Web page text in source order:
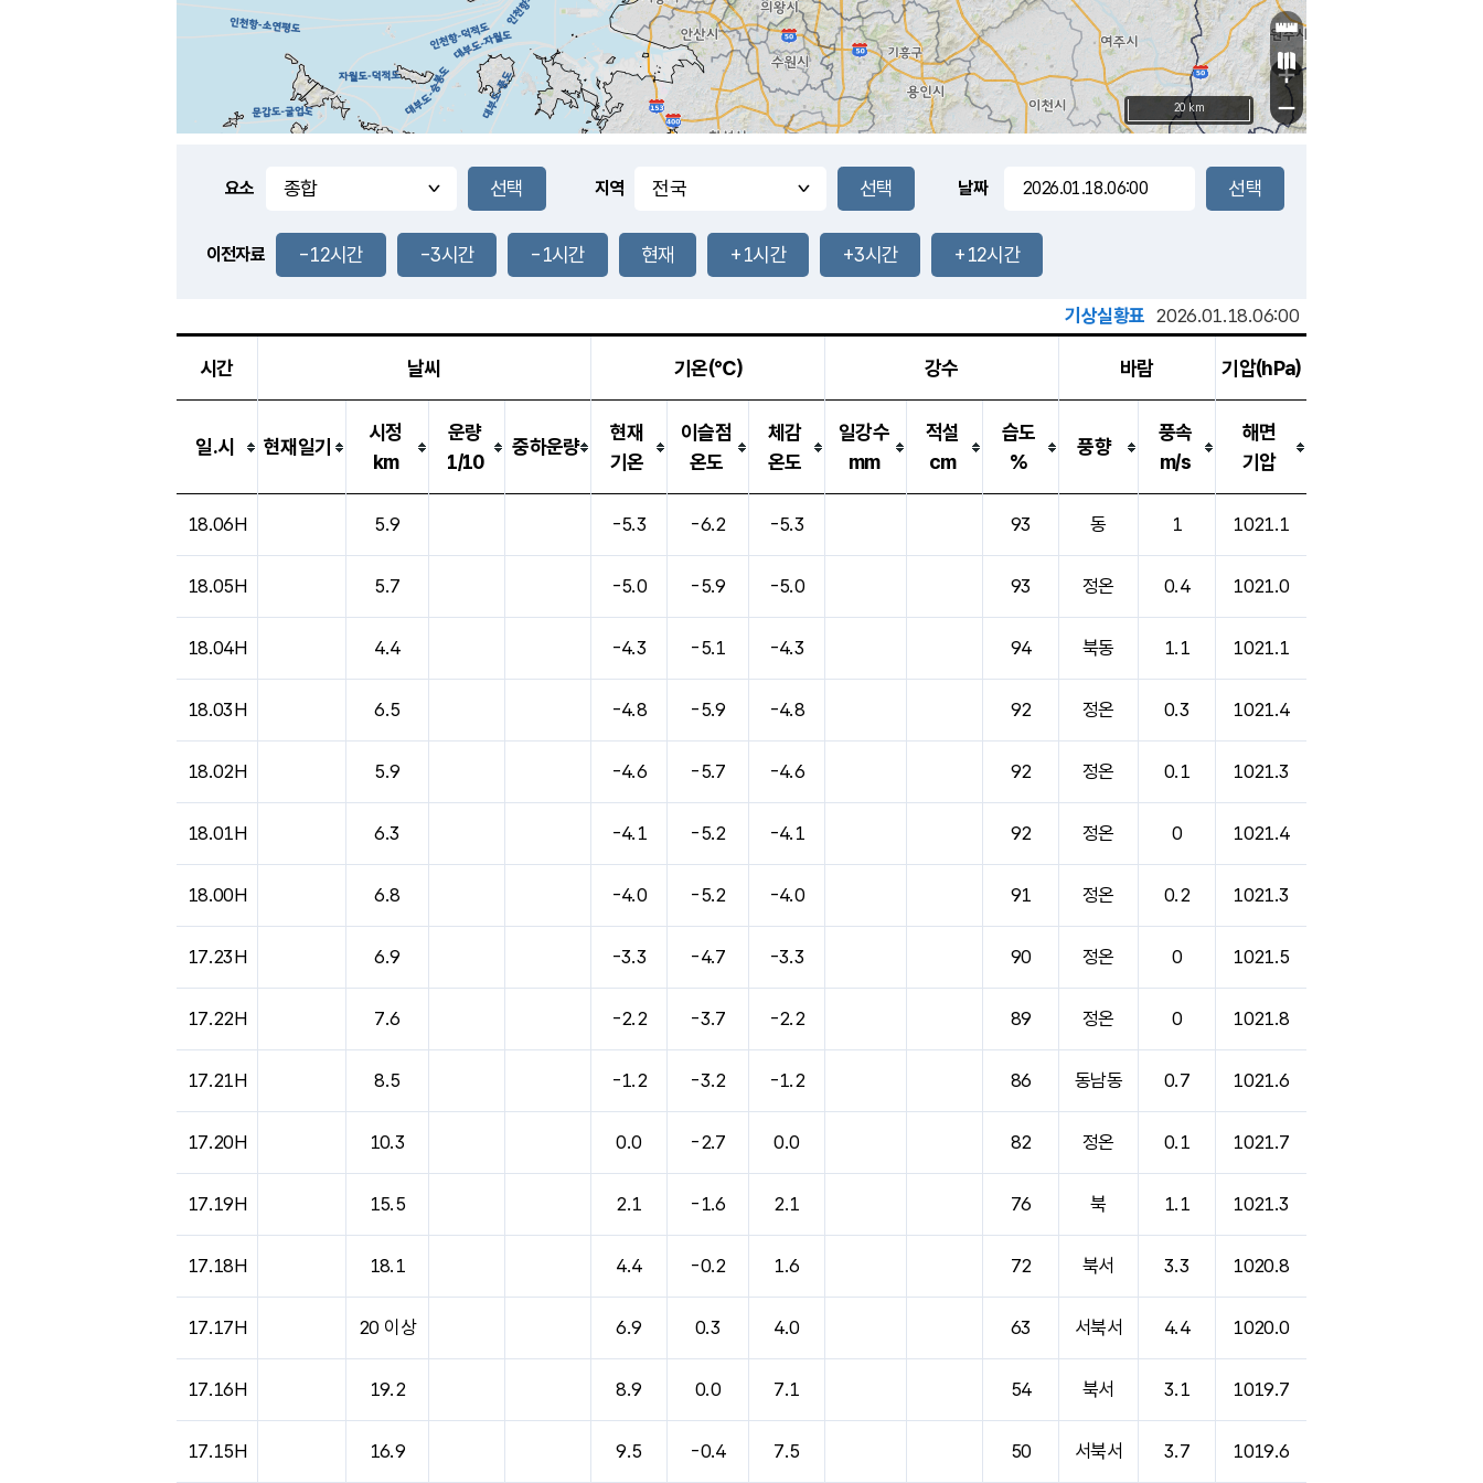
+
−
20 km
요소 지역 날짜
이전자료 -12시간 -3시간 -1시간 현재 +1시간 +3시간 +12시간
기상실황표 2026.01.18.06:00
시간 날씨 기온(℃) 강수 바람 기압(hPa)
일.시 현재일기
시정
km
운량
1/10
중하운량
현재
기온
이슬점
온도
체감
온도
일강수
mm
적설
cm
습도
%
풍향
풍속
m/s
해면
기압
18.06H 5.9 -5.3 -6.2 -5.3 93 동 1 1021.1
18.05H 5.7 -5.0 -5.9 -5.0 93 정온 0.4 1021.0
18.04H 4.4 -4.3 -5.1 -4.3 94 북동 1.1 1021.1
18.03H 6.5 -4.8 -5.9 -4.8 92 정온 0.3 1021.4
18.02H 5.9 -4.6 -5.7 -4.6 92 정온 0.1 1021.3
18.01H 6.3 -4.1 -5.2 -4.1 92 정온 0 1021.4
18.00H 6.8 -4.0 -5.2 -4.0 91 정온 0.2 1021.3
17.23H 6.9 -3.3 -4.7 -3.3 90 정온 0 1021.5
17.22H 7.6 -2.2 -3.7 -2.2 89 정온 0 1021.8
17.21H 8.5 -1.2 -3.2 -1.2 86 동남동 0.7 1021.6
17.20H 10.3 0.0 -2.7 0.0 82 정온 0.1 1021.7
17.19H 15.5 2.1 -1.6 2.1 76 북 1.1 1021.3
17.18H 18.1 4.4 -0.2 1.6 72 북서 3.3 1020.8
17.17H 20 이상 6.9 0.3 4.0 63 서북서 4.4 1020.0
17.16H 19.2 8.9 0.0 7.1 54 북서 3.1 1019.7
17.15H 16.9 9.5 -0.4 7.5 50 서북서 3.7 1019.6